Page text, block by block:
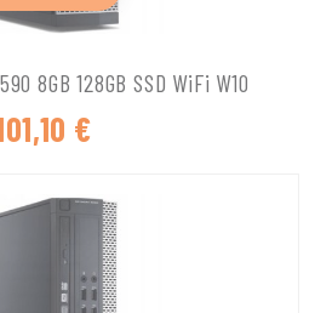
8GB 128GB SSD WiFi W10
€